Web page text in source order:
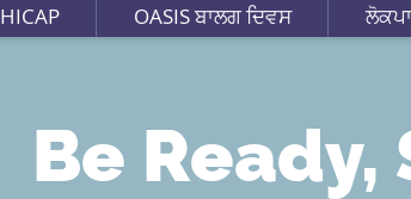
HICAP OASIS ਬਾਲਗ ਦਿਵਸ
Be Ready,